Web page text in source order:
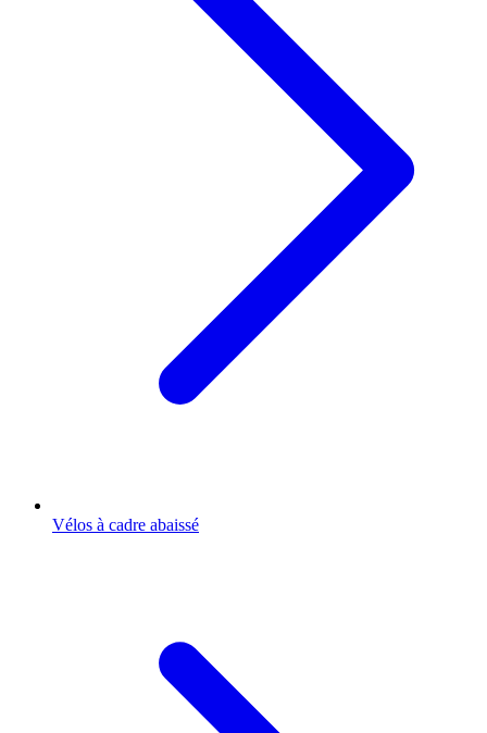
Vélos à cadre abaissé